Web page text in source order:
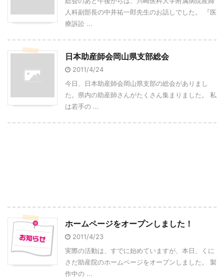
人科副部長の中井祐一郎先生のお話しでした。 『医
療訴訟 ...
日本助産師会岡山県支部総会
2011/4/24
今日、日本助産師会岡山県支部の総会がありまし
た。県内の助産師さんがたくさん集まりました。 私
は若手の ...
ホームページをオープンしました！
2011/4/23
実際の活動は、すでに始めていますが、本日、くに
さだ助産院のホームページをオープンしました。 製
作中の ...